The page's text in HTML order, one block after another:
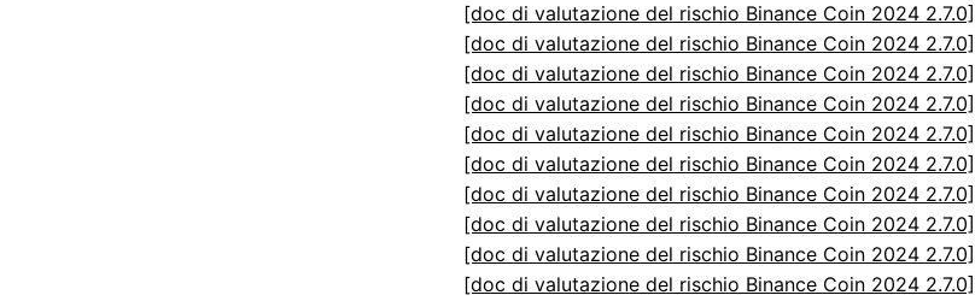
[doc di valutazione del rischio Binance Coin 2024 2.7.0]
[doc di valutazione del rischio Binance Coin 2024 2.7.0]
[doc di valutazione del rischio Binance Coin 2024 2.7.0]
[doc di valutazione del rischio Binance Coin 2024 2.7.0]
[doc di valutazione del rischio Binance Coin 2024 2.7.0]
[doc di valutazione del rischio Binance Coin 2024 2.7.0]
[doc di valutazione del rischio Binance Coin 2024 2.7.0]
[doc di valutazione del rischio Binance Coin 2024 2.7.0]
[doc di valutazione del rischio Binance Coin 2024 2.7.0]
[doc di valutazione del rischio Binance Coin 2024 2.7.0]